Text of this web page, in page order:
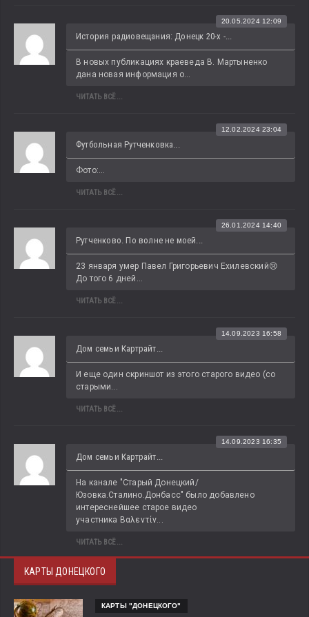
История радиовещания: Донецк 20-х -...
20.05.2024 12:09
В новых публикациях краеведа В. Мартыненко
дана новая информация о...
ЧИТАТЬ ВСЁ...
Футбольная Рутченковка...
12.02.2024 23:04
Фото:...
ЧИТАТЬ ВСЁ...
Рутченково. По волне не моей...
26.01.2024 14:40
23 января умер Павел Григорьевич Ехилевский😢
До того 6 дней...
ЧИТАТЬ ВСЁ...
Дом семьи Картрайт...
14.09.2023 16:58
И еще один скриншот из этого старого видео (со
старыми...
ЧИТАТЬ ВСЁ...
Дом семьи Картрайт...
14.09.2023 16:35
На канале "Старый Донецкий/
Юзовка.Сталино.Донбасс" было добавлено
интереснейшее старое видео
участника Βαλεντίν...
ЧИТАТЬ ВСЁ...
КАРТЫ ДОНЕЦКОГО
КАРТЫ "ДОНЕЦКОГО"